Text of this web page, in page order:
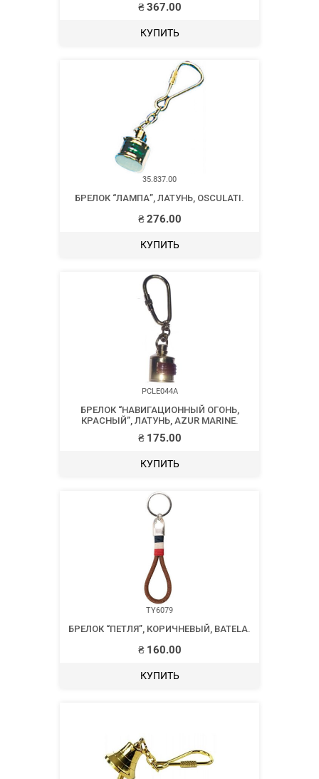
₴367.00
КУПИТЬ
35.837.00
БРЕЛОК “ЛАМПА”, ЛАТУНЬ, OSCULATI.
₴276.00
КУПИТЬ
PCLE044A
БРЕЛОК “НАВИГАЦИОННЫЙ ОГОНЬ,
КРАСНЫЙ”, ЛАТУНЬ, AZUR MARINE.
₴175.00
КУПИТЬ
TY6079
БРЕЛОК “ПЕТЛЯ”, КОРИЧНЕВЫЙ, BATELA.
₴160.00
КУПИТЬ